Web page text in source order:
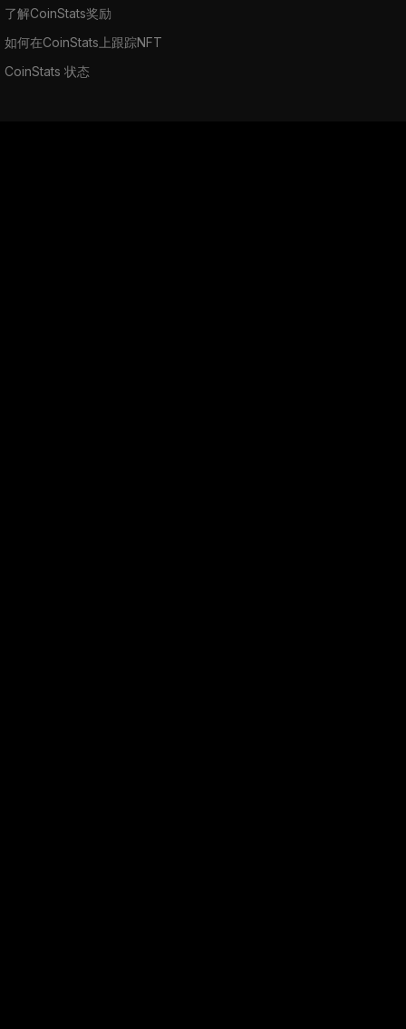
了解CoinStats奖励
如何在CoinStats上跟踪NFT
CoinStats 状态